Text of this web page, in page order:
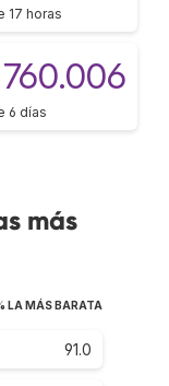
17 horas
6 días
más
LA MÁS BARATA
91.0